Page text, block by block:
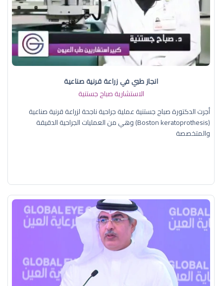
انجاز طبي في زراعة قرنية صناعية
الاستشارية صباح جستنية
أجرت الدكتورة صباح جستنية عملية جراحية ناجحة لزراعة قرنية صناعية
(Boston keratoprothesis) وهي من العمليات الجراحية الدقيقة
والمتخصصة